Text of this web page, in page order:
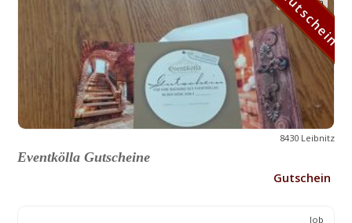
8430 Leibnitz
Eventkölla Gutscheine
Gutschein
Gutschein
Job